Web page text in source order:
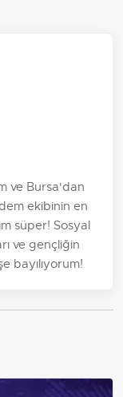
ve Bursa'dan
ekibinin en
süper! Sosyal
ve gençliğin
bayılıyorum!